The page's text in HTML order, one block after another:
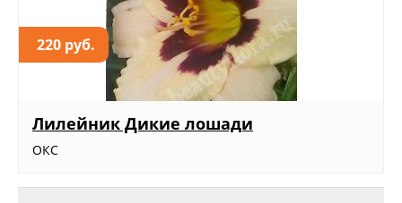
220 руб.
Лилейник Дикие лошади
ОКС